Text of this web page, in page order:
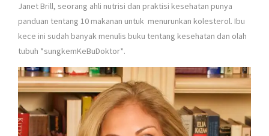
Janet Brill, seorang ahli nutrisi dan praktisi kesehatan punya
panduan tentang 10 makanan untuk menurunkan kolesterol. Ibu
kece ini sudah banyak menulis buku tentang kesehatan dan olah
tubuh *sungkemKeBuDoktor*.